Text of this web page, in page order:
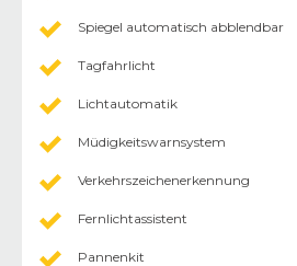
Spiegel automatisch abblendbar
Tagfahrlicht
Lichtautomatik
Müdigkeitswarnsystem
Verkehrszeichenerkennung
Fernlichtassistent
Pannenkit